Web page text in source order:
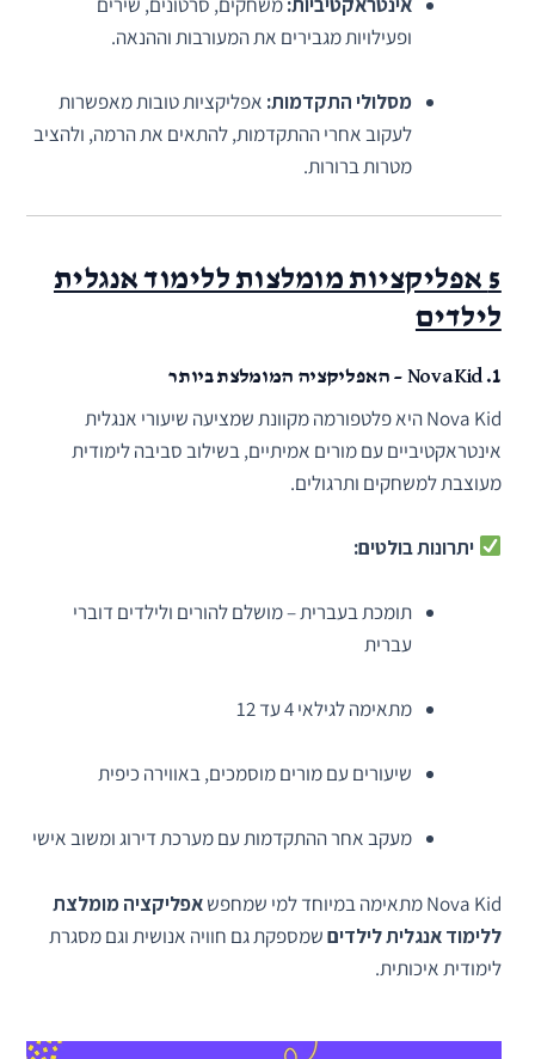
ופעילויות מגבירים את המעורבות וההנאה.
מסלולי התקדמות: אפליקציות טובות מאפשרות
לעקוב אחרי ההתקדמות, להתאים את הרמה, ולהציב
מטרות ברורות.
5 אפליקציות מומלצות ללימוד אנגלית
לילדים
1. Nova Kid – האפליקציה המומלצת ביותר
Nova Kid היא פלטפורמה מקוונת שמציעה שיעורי אנגלית
אינטראקטיביים עם מורים אמיתיים, בשילוב סביבה לימודית
מעוצבת למשחקים ותרגולים.
יתרונות בולטים:
תומכת בעברית – מושלם להורים ולילדים דוברי
עברית
מתאימה לגילאי 4 עד 12
שיעורים עם מורים מוסמכים, באווירה כיפית
מעקב אחר ההתקדמות עם מערכת דירוג ומשוב אישי
Nova Kid מתאימה במיוחד למי שמחפש
אפליקציה מומלצת
ללימוד אנגלית לילדיםשמספקת גם חוויה אנושית וגם מסגרת
לימודית איכותית.